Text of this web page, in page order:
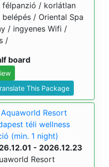
/ korlátlan
/ Oriental Spa
/ ingyenes Wifi /
/
board
This Package
Resort
téli wellness
(min. 1 night)
- 2026.12.23
Resort